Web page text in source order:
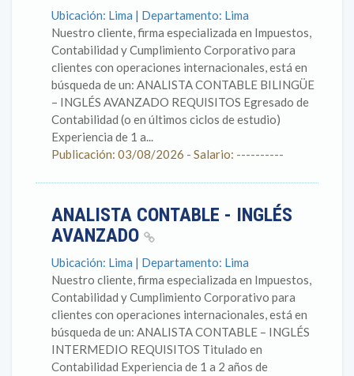
Ubicación: Lima | Departamento: Lima
Nuestro cliente, firma especializada en Impuestos,
Contabilidad y Cumplimiento Corporativo para
clientes con operaciones internacionales, está en
búsqueda de un: ANALISTA CONTABLE BILINGÜE
– INGLÉS AVANZADO REQUISITOS Egresado de
Contabilidad (o en últimos ciclos de estudio)
Experiencia de 1 a...
Publicación: 03/08/2026 - Salario: ----------
ANALISTA CONTABLE - INGLÉS
AVANZADO
Ubicación: Lima | Departamento: Lima
Nuestro cliente, firma especializada en Impuestos,
Contabilidad y Cumplimiento Corporativo para
clientes con operaciones internacionales, está en
búsqueda de un: ANALISTA CONTABLE – INGLÉS
INTERMEDIO REQUISITOS Titulado en
Contabilidad Experiencia de 1 a 2 años de